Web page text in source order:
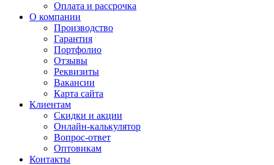
Оплата и рассрочка
О компании
Производство
Гарантия
Портфолио
Отзывы
Реквизиты
Вакансии
Карта сайта
Клиентам
Скидки и акции
Онлайн-калькулятор
Вопрос-ответ
Оптовикам
Контакты